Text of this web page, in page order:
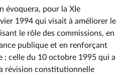
évoquera, pour la XIe
1994 qui visait à améliorer le
le rôle des commissions, en
publique et en renforçant
; celle du 10 octobre 1995 qui a
révision constitutionnelle